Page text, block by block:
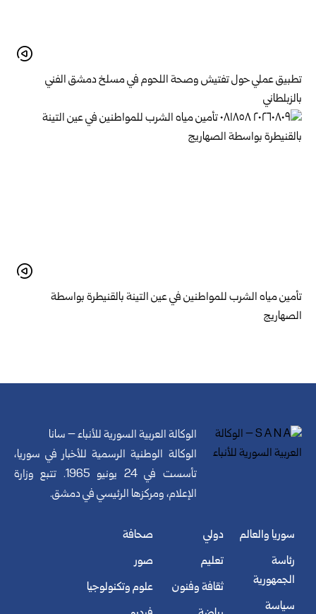
تطبيق عملي حول تفتيش وصحة اللحوم في مسلخ ‏دمشق الفني
بالزبلطاني
تأمين مياه الشرب للمواطنين في عين التينة بالقنيطرة ‏بواسطة
الصهاريج
الوكالة العربية السورية للأنباء – سانا
الوكالة الوطنية الرسمية للأخبار في سوريا،
تأسست في 24 يونيو 1965. تتبع وزارة
الإعلام، ومركزها الرئيسي في دمشق.
سوريا والعالم
رئاسة
الجمهورية
سياسة
دولي
تعليم
ثقافة وفنون
صحافة
صور
علوم وتكنولوجيا